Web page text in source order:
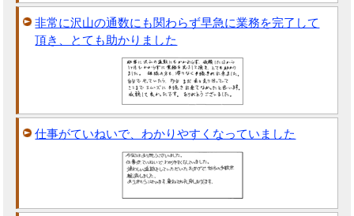
非常に沢山の通数にも関わらず早急に業務を完了して
頂き、とても助かりました
仕事がていねいで、わかりやすくなっていました